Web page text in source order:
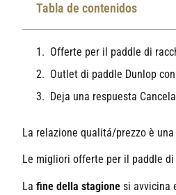
Tabla de contenidos
Offerte per il paddle di
Outlet di paddle Dunlop
Deja una respuesta
La relazione qualitá/prezzo è
Le migliori offerte per il paddle
La fine della stagione si avvicina